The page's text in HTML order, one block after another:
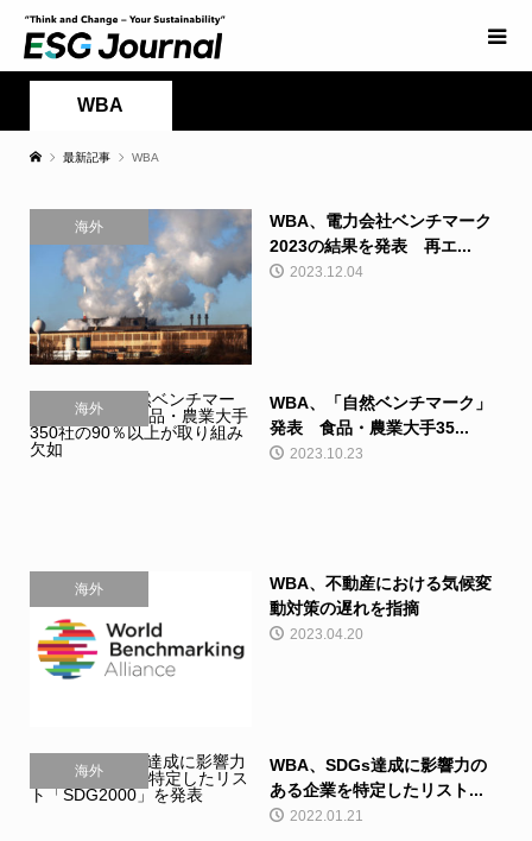
WBA
最新記事 WBA
海外
WBA、電力会社ベンチマーク
2023の結果を発表 再エ...
2023.12.04
海外
WBA、「自然ベンチマーク」
発表 食品・農業大手35...
2023.10.23
海外
WBA、不動産における気候変
動対策の遅れを指摘
2023.04.20
海外
WBA、SDGs達成に影響力の
ある企業を特定したリスト...
2022.01.21